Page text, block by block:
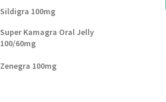
Sildigra 100mg
Super Kamagra Oral Jelly
100/60mg
Zenegra 100mg